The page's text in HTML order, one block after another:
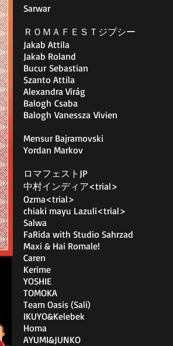
Sarwar
ＲＯＭＡＦＥＳＴジプシー
Jakab Attila
Jakab Roland
Bucur Sebastian
Szanto Attila
Alexandra Virág
Balogh Csaba
Balogh Vanessza Vivien
Mensur Bajramovski
Yordan Markov
ロマフェストJP
中村インディア<trial>
Ozma<trial>
chiaki mayu Lazuli<trial>
Salwa
FaRida with Studio Sahrzad
Maxi & Hai Romale!
Caren
Kerime
YOSHIE
TOMOKA
Team Oasis (Sali)
IKUYO&Kelebek
Homa
AYUMI&JUNKO